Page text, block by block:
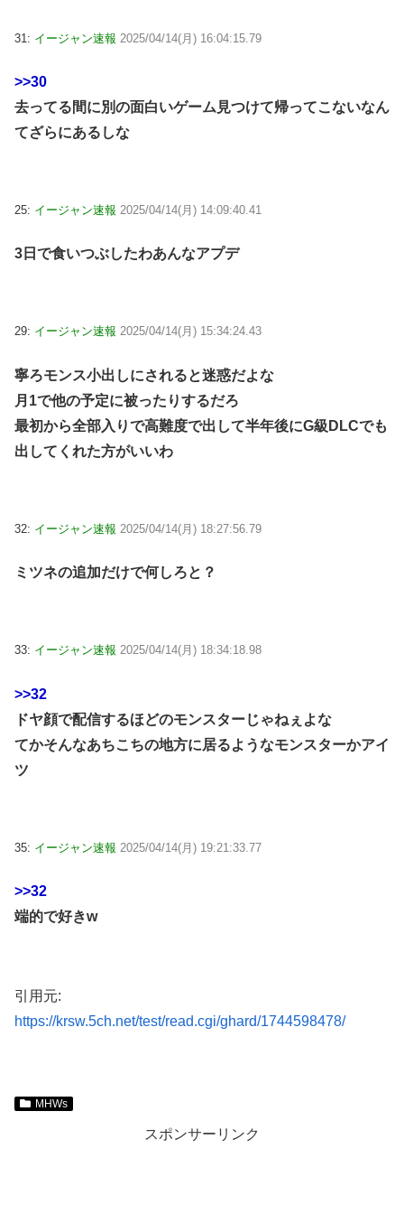
31: イージャン速報 2025/04/14(月) 16:04:15.79
>>30
去ってる間に別の面白いゲーム見つけて帰ってこないなん
てざらにあるしな
25: イージャン速報 2025/04/14(月) 14:09:40.41
3日で食いつぶしたわあんなアプデ
29: イージャン速報 2025/04/14(月) 15:34:24.43
寧ろモンス小出しにされると迷惑だよな
月1で他の予定に被ったりするだろ
最初から全部入りで高難度で出して半年後にG級DLCでも
出してくれた方がいいわ
32: イージャン速報 2025/04/14(月) 18:27:56.79
ミツネの追加だけで何しろと？
33: イージャン速報 2025/04/14(月) 18:34:18.98
>>32
ドヤ顔で配信するほどのモンスターじゃねぇよな
てかそんなあちこちの地方に居るようなモンスターかアイ
ツ
35: イージャン速報 2025/04/14(月) 19:21:33.77
>>32
端的で好きw
引用元:
https://krsw.5ch.net/test/read.cgi/ghard/1744598478/
MHWs
スポンサーリンク